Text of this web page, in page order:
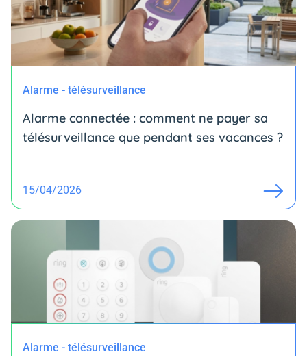
Alarme - télésurveillance
Alarme connectée : comment ne payer sa
télésurveillance que pendant ses vacances ?
15/04/2026
Alarme - télésurveillance